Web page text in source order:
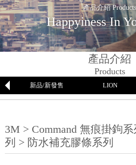
產品介紹 Products
Happyiness In
產品介紹
Products
新品/新發售 LION
3M > Command 無痕掛鉤
列 > 防水補充膠條系列